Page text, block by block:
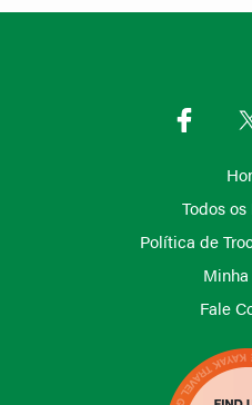
Todos
Política de
Fale